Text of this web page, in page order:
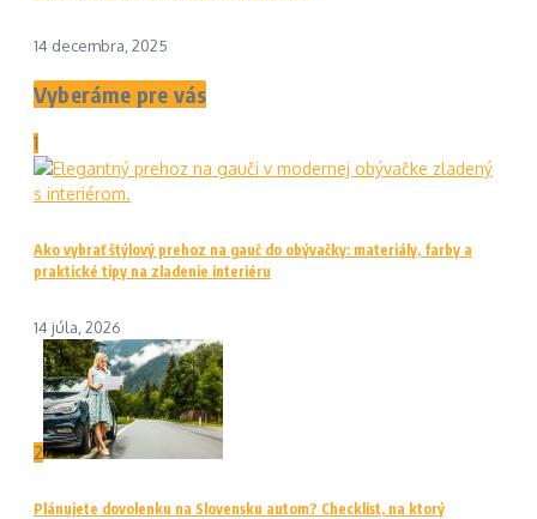
14 decembra, 2025
Vyberáme pre vás
1
Ako vybrať štýlový prehoz na gauč do obývačky: materiály, farby a
praktické tipy na zladenie interiéru
14 júla, 2026
2
Plánujete dovolenku na Slovensku autom? Checklist, na ktorý